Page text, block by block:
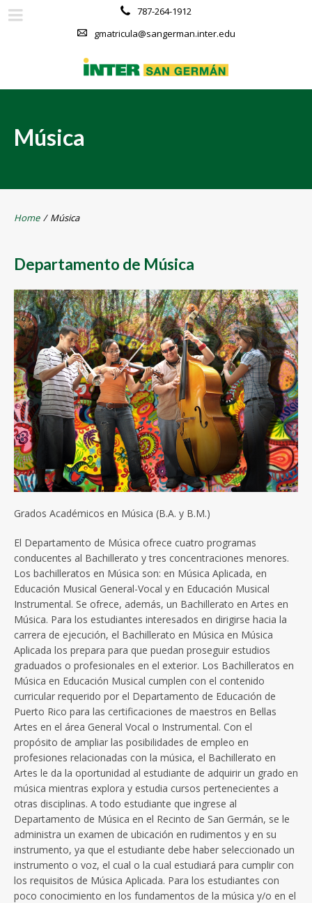
787-264-1912
gmatricula@sangerman.inter.edu
Música
Home / Música
Departamento de Música
Grados Académicos en Música (B.A. y B.M.)
El Departamento de Música ofrece cuatro programas
conducentes al Bachillerato y tres concentraciones menores.
Los bachilleratos en Música son: en Música Aplicada, en
Educación Musical General-Vocal y en Educación Musical
Instrumental. Se ofrece, además, un Bachillerato en Artes en
Música. Para los estudiantes interesados en dirigirse hacia la
carrera de ejecución, el Bachillerato en Música en Música
Aplicada los prepara para que puedan proseguir estudios
graduados o profesionales en el exterior. Los Bachilleratos en
Música en Educación Musical cumplen con el contenido
curricular requerido por el Departamento de Educación de
Puerto Rico para las certificaciones de maestros en Bellas
Artes en el área General Vocal o Instrumental. Con el
propósito de ampliar las posibilidades de empleo en
profesiones relacionadas con la música, el Bachillerato en
Artes le da la oportunidad al estudiante de adquirir un grado en
música mientras explora y estudia cursos pertenecientes a
otras disciplinas. A todo estudiante que ingrese al
Departamento de Música en el Recinto de San Germán, se le
administra un examen de ubicación en rudimentos y en su
instrumento, ya que el estudiante debe haber seleccionado un
instrumento o voz, el cual o la cual estudiará para cumplir con
los requisitos de Música Aplicada. Para los estudiantes con
poco conocimiento en los fundamentos de la música y/o en el